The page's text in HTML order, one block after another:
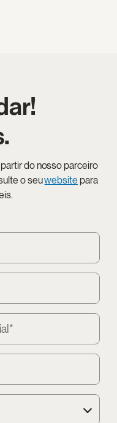
do nosso parceiro
o seuwebsite para